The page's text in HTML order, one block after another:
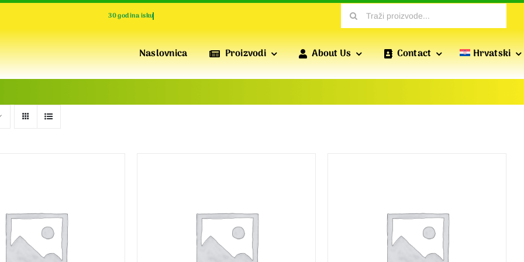
Search
for:
Naslovnica Proizvodi
IZOLACIJA I PERFORMANSE
pritisak, vodoodbojne i izdržljive
IZOLACIJA I TOPLINA
Koji su neophodni za svestrane instalacije suhozida.
About Us Contact Hrvatski